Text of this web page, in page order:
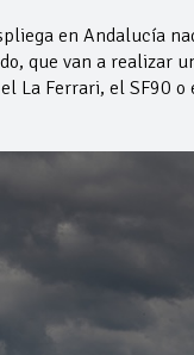
en Andalucía
que van a realizar
La Ferrari, el SF90